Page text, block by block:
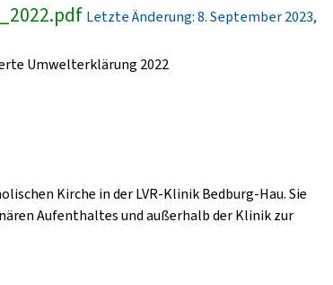
Letzte Änderung: 8. September 2023,
Umwelterklärung 2022
Kirche in der LVR-Klinik Bedburg-Hau. Sie
Aufenthaltes und außerhalb der Klinik zur